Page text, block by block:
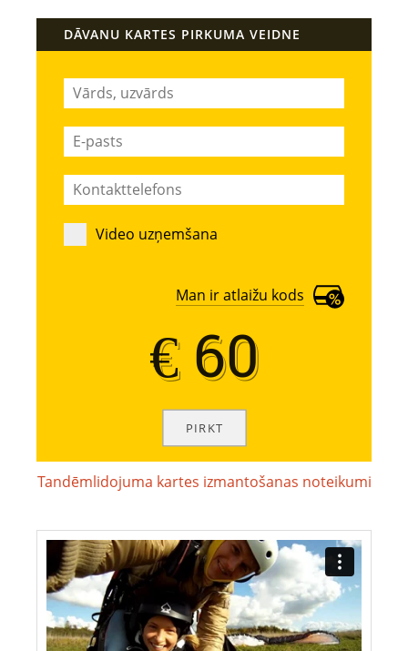
DĀVANU KARTES PIRKUMA VEIDNE
Video uzņemšana
Man ir atlaižu kods
€ 60
€ 60
Tandēmlidojuma kartes izmantošanas noteikumi
Tandēmlidojuma
kartes